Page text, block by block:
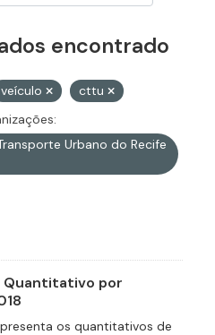
encontrado
veículo
cttu
Urbano do Recife
Quantitativo por
os quantitativos de